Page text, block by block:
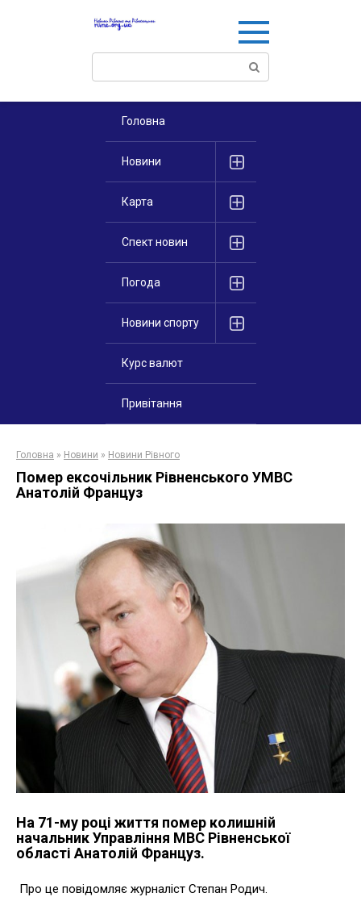
Поиск:
Головна
Новини
Карта
Спект новин
Погода
Новини спорту
Курс валют
Привітання
Головна » Новини » Новини Рівного
Помер ексочільник Рівненського УМВС
Анатолій Француз
На 71-му році життя помер колишній
начальник Управління МВС Рівненської
області Анатолій Француз.
Про це повідомляє журналіст Степан Родич.